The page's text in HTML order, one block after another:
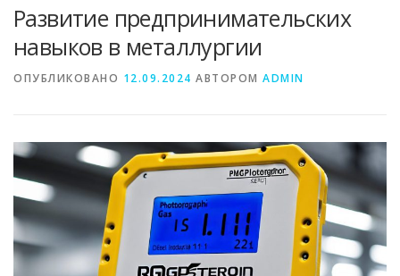
МЕТАЛЛЫ И ОКРУЖАЮЩАЯ СРЕДА
СВОЙСТВА МЕТАЛЛОВ СОРТА МЕТАЛЛОВ
СТАТЬИ
Развитие предпринимательских
навыков в металлургии
ОПУБЛИКОВАНО 12.09.2024 АВТОРОМ ADMIN